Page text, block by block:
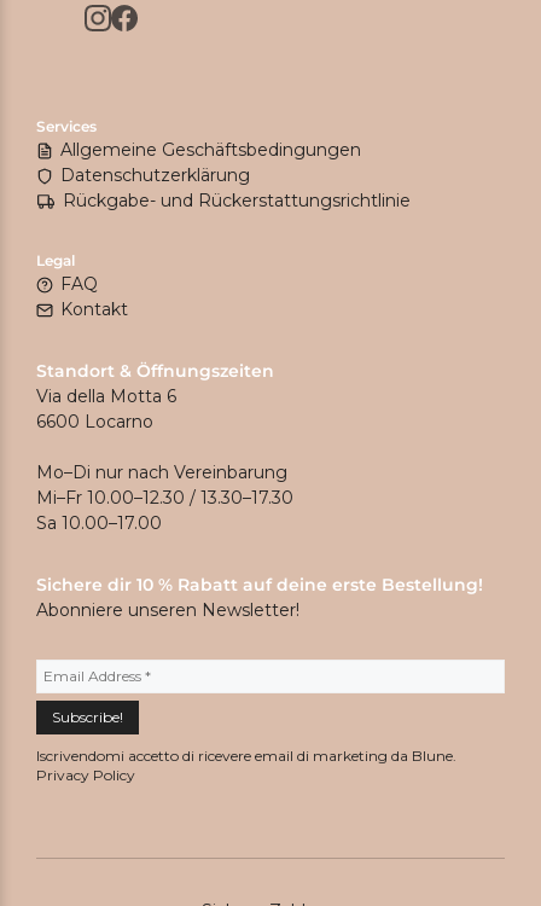
Services
Allgemeine Geschäftsbedingungen
Datenschutzerklärung
Rückgabe- und Rückerstattungsrichtlinie
Legal
FAQ
Kontakt
Standort & Öffnungszeiten
Via della Motta 6
6600 Locarno
Mo–Di nur nach Vereinbarung
Mi–Fr 10.00–12.30 / 13.30–17.30
Sa 10.00–17.00
Sichere dir 10 % Rabatt auf deine erste Bestellung!
Abonniere unseren Newsletter!
Iscrivendomi accetto di ricevere email di marketing da Blune.
Privacy Policy